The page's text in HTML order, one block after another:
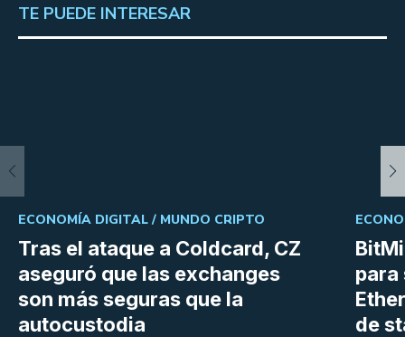
TE PUEDE INTERESAR
Tras el ataque a Coldcard, CZ
aseguró que las exchanges
son más seguras que la
autocustodia
ECONOMÍA DIGITAL / MUNDO CRIPTO
para
de